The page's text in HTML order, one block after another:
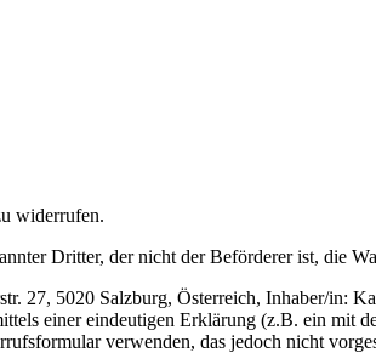
widerrufen.
Dritter, der nicht der Beförderer ist, die
27, 5020 Salzburg, Österreich, Inhaber/in:
einer eindeutigen Erklärung (z.B. ein mit
verwenden, das jedoch nicht